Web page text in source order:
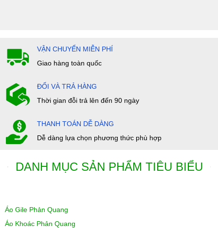
VẬN CHUYỂN MIỄN PHÍ
Giao hàng toàn quốc
ĐỔI VÀ TRẢ HÀNG
Thời gian đỗi trả lên đến 90 ngày
THANH TOÁN DỄ DÀNG
Dễ dàng lựa chọn phương thức phù hợp
DANH MỤC SẢN PHẨM TIÊU BIỂU
Áo Gile Phản Quang
Áo Khoác Phản Quang